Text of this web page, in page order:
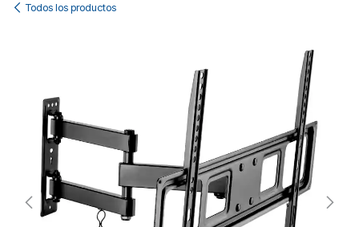
Todos los productos